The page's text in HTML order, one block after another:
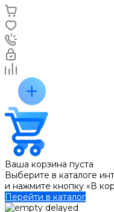
Ваша корзина пуста
Выберите в каталоге
и нажмите кнопку «В
Перейти в каталог